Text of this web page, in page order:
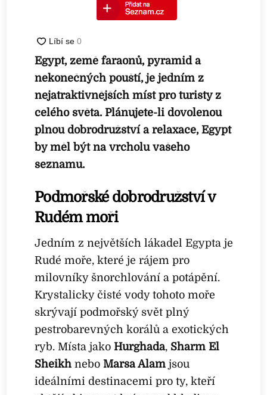
Egypt, země faraonů, pyramid a
nekonečných pouští, je jedním z
nejatraktivnějších míst pro turisty z
celého světa. Plánujete-li dovolenou
plnou dobrodružství a relaxace, Egypt
by měl být na vrcholu vašeho
seznamu.
Podmořské dobrodružství v
Rudém moři
Jedním z největších lákadel Egypta je
Rudé moře, které je rájem pro
milovníky šnorchlování a potápění.
Krystalicky čisté vody tohoto moře
skrývají podmořský svět plný
pestrobarevných korálů a exotických
ryb. Místa jakoHurghada, Sharm El
Sheikh neboMarsa Alam jsou
ideálními destinacemi pro ty, kteří